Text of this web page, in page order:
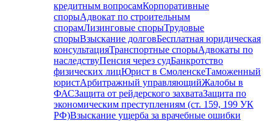
кредитным вопросамКорпоративные
спорыАдвокат по строительным
спорамЛизинговые спорыТрудовые
спорыВзыскание долговБесплатная юридическая
консультацияТранспортные спорыАдвокаты по
наследствуПенсия через судБанкротство
физических лицЮрист в СмоленскеТаможенный
юристАрбитражный управляющийЖалобы в
ФАСЗащита от рейдерского захватаЗащита по
экономическим преступлениям (ст. 159, 199 УК
РФ)Взыскание ущерба за врачебные ошибки